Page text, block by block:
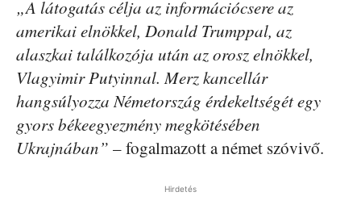
„A látogatás célja az információcsere az
amerikai elnökkel, Donald Trumppal, az
alaszkai találkozója után az orosz elnökkel,
Vlagyimir Putyinnal. Merz kancellár
hangsúlyozza Németország érdekeltségét egy
gyors békeegyezmény megkötésében
Ukrajnában” – fogalmazott a német szóvivő.
Hirdetés